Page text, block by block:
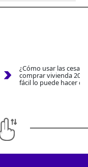
¿Cómo usar las
comprar vivienda
fácil lo puede hacer